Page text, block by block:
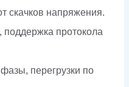
скачков напряжения.
поддержка протокола
перегрузки по